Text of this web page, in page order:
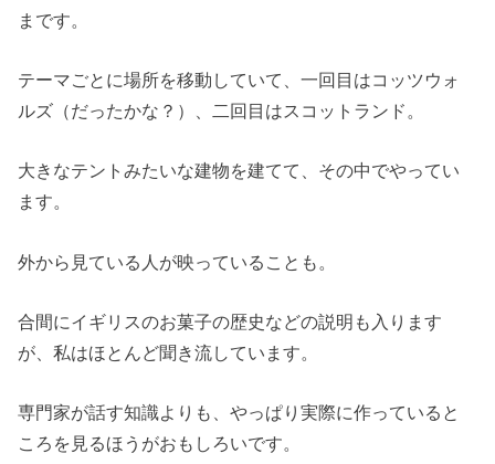
まです。
テーマごとに場所を移動していて、一回目はコッツウォ
ルズ（だったかな？）、二回目はスコットランド。
大きなテントみたいな建物を建てて、その中でやってい
ます。
外から見ている人が映っていることも。
合間にイギリスのお菓子の歴史などの説明も入ります
が、私はほとんど聞き流しています。
専門家が話す知識よりも、やっぱり実際に作っていると
ころを見るほうがおもしろいです。